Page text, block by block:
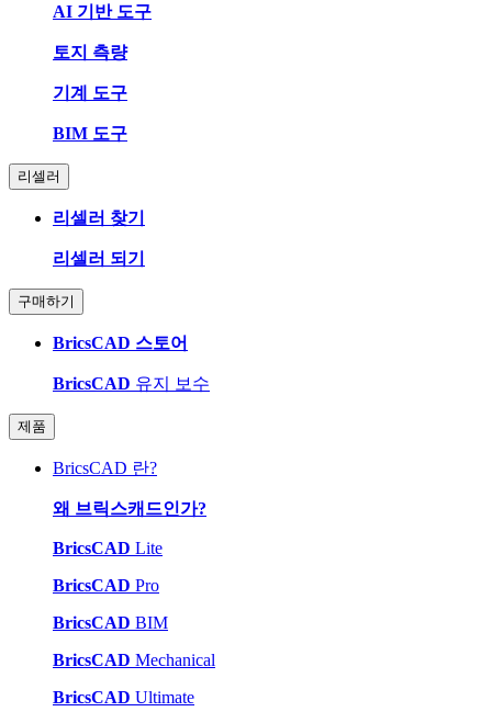
AI 기반 도구
토지 측량
기계 도구
BIM 도구
리셀러
리셀러 찾기
리셀러 되기
구매하기
BricsCAD 스토어
BricsCAD 유지 보수
제품
BricsCAD 란?
왜 브릭스캐드인가?
BricsCAD Lite
BricsCAD Pro
BricsCAD BIM
BricsCAD Mechanical
BricsCAD Ultimate